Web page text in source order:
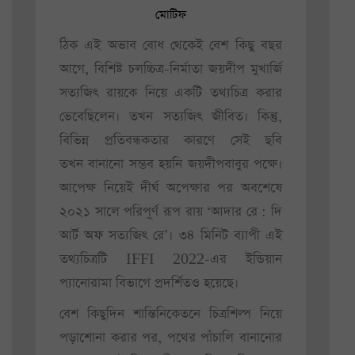
মোটিফ
ঠিক এই অভাব বোধ থেকেই বেশ কিছু বছর
আগে, বিশিষ্ট চলচ্চিত্র-নির্মাতা জয়দীপ মুখার্জি
সত্যজিৎ রায়কে নিয়ে একটি তথ্যচিত্র করার
ভেবেছিলেন। তখন সত্যজিৎ জীবিত। কিন্তু,
বিভিন্ন প্রতিবন্ধকতার কারণে সেই ছবি
তখন বানানো সম্ভব হয়নি জয়দীপবাবুর পক্ষে।
আপেক্ষ নিয়েই দীর্ঘ অপেক্ষার পর অবশেষে
২০২১ সালে পরিপূর্ণ রূপ রায় ‘আদার রে : দি
আর্ট অফ সত্যজিৎ রে’। ৩৪ মিনিট ব্যাপী এই
তথ্যচিত্রটি IFFI 2022-এর ইন্ডিয়ান
প্যানোরামা বিভাগে প্রদর্শিতও হয়েছে।
বেশ কিছুদিন শান্তিনিকেতনে চিত্রশিল্প নিয়ে
পড়াশোনা করার পর, পথের পাঁচালি বানানোর